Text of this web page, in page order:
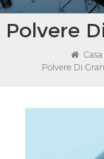
Polvere
Casa
Polvere Di